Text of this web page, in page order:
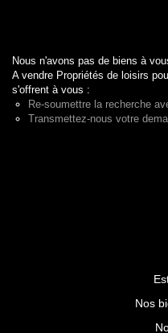
Nous n'avons pas de biens à
A vendre Propriétés de loisirs
s'offrent à vous :
Re-soumettre la recherche
Transmettez-nous votre
Nos